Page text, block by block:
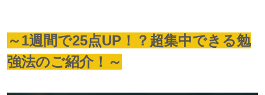
～1週間で25点UP！？超集中できる勉
強法のご紹介！～